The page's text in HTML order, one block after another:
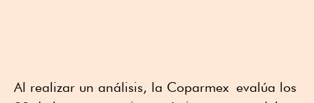
Al realizar un análisis, la Coparmex evalúa los